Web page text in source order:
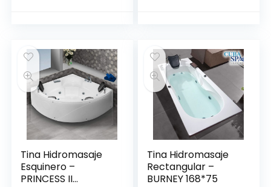
Tina Hidromasaje
Esquinero –
PRINCESS II
Tina Hidromasaje
Rectangular –
BURNEY 168*75